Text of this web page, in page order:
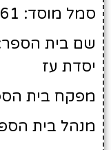
סמל מוסד: 10512061
שם בית
יסדת עז
מפקח בית
מנהל בית